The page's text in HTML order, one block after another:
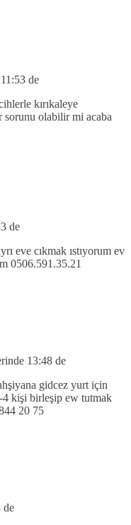
de
kırıkaleye
sorunu olabilir mi acaba
de
eve cıkmak ıstıyorum ev
0506.591.35.21
13:48 de
gidcez yurt için
4 kişi birleşip ew tutmak
20 75
de